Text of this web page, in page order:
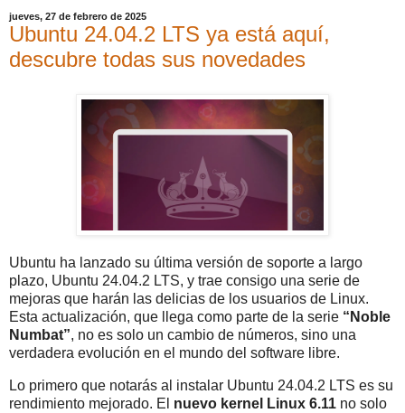
jueves, 27 de febrero de 2025
Ubuntu 24.04.2 LTS ya está aquí,
descubre todas sus novedades
Ubuntu ha lanzado su última versión de soporte a largo
plazo, Ubuntu 24.04.2 LTS, y trae consigo una serie de
mejoras que harán las delicias de los usuarios de Linux.
Esta actualización, que llega como parte de la serie “Noble
Numbat”, no es solo un cambio de números, sino una
verdadera evolución en el mundo del software libre.
Lo primero que notarás al instalar Ubuntu 24.04.2 LTS es su
rendimiento mejorado. El nuevo kernel Linux 6.11 no solo